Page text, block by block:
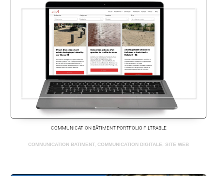
COMMUNICATION BÂTIMENT PORTFOLIO FILTRABLE
COMMUNICATION BATIMENT, COMMUNICATION DIGITALE, SITE WEB